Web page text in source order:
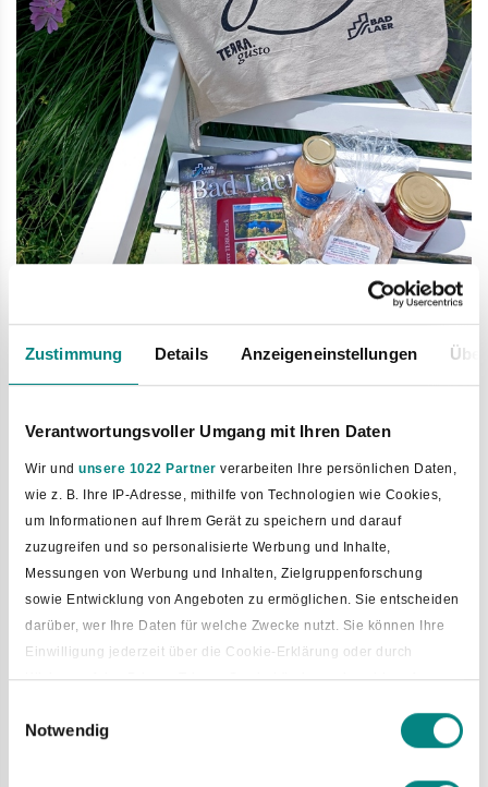
Zustimmung Details Anzeigeneinstellungen
Verantwortungsvoller Umgang mit Ihren Daten
Wir und unsere 1022 Partner verarbeiten Ihre persönlichen Daten,
wie z. B. Ihre IP-Adresse, mithilfe von Technologien wie Cookies,
um Informationen auf Ihrem Gerät zu speichern und darauf
zuzugreifen und so personalisierte Werbung und Inhalte,
Messungen von Werbung und Inhalten, Zielgruppenforschung
sowie Entwicklung von Angeboten zu ermöglichen. Sie entscheiden
darüber, wer Ihre Daten für welche Zwecke nutzt. Sie können Ihre
Einwilligung jederzeit über die Cookie-Erklärung oder durch
Klicken auf das Privacy Trigger Symbol ändern oder widerrufen
Wenn Sie es erlauben, würden wir auch gerne:
Notwendig
Bäckerei von Thomas Meyer
Sie backt ohne Hilfsmittel.
Die Back-Waren sind gut verdaulich.
Die Back-Waren schmecken frisch.
Die Bäckerei kennt sich gut aus.
Sie backt für 11 Allergien und Unverträglichkeiten.
Die Bäckerei backt mit guter Qualität.
Das schmeckt man.
Iburger Str. 9, Tel. 05424 9832,www.meyer-bäckerei.de